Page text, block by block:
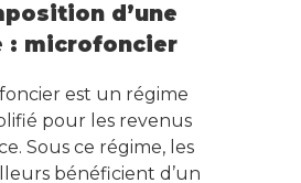
d’une
: microfoncier
est un régime
pour les revenus
Sous ce régime, les
bénéficient d’un